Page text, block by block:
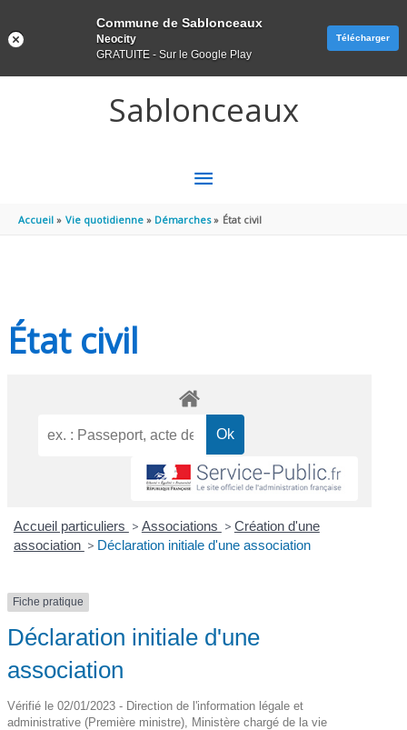
Sablonceaux
MENU
PRINCIPAL
Accueil Vie quotidienne Démarches État civil
État civil
Accueil particuliers > Associations > Création d'une
association > Déclaration initiale d'une association
Fiche pratique
Déclaration initiale d'une
association
Vérifié le 02/01/2023 - Direction de l'information légale et
administrative (Première ministre), Ministère chargé de la vie
Commune de Sablonceaux
Neocity
GRATUITE - Sur le Google Play
Télécharger